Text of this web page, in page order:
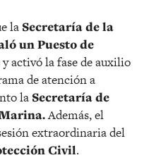
la Secretaría de la
un Puesto de
y activó la fase de auxilio
de atención a
la Secretaría de
Además, el
extraordinaria del
Civil.